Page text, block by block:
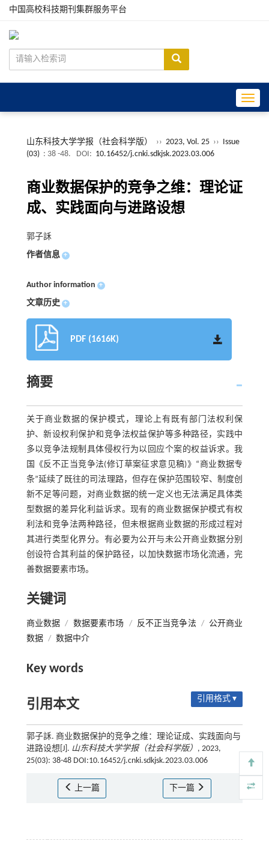
中国高校科技期刊集群服务平台
山东科技大学学报（社会科学版） ›› 2023, Vol. 25 ›› Issue
(03) : 38 -48. DOI: 10.16452/j.cnki.sdkjsk.2023.03.006
商业数据保护的竞争之维：理论证
成、实践面向与进路设想
郭子訸
作者信息 +
Author information +
文章历史 +
PDF (1616K)
摘要
关于商业数据的保护模式，理论上有既有部门法权利保
护、新设权利保护和竞争法权益保护等多种路径，实践中
多以竞争法规制具体侵权行为以回应个案的权益诉求。我
国《反不正当竞争法(修订草案征求意见稿)》“商业数据专
条”延续了既往的司法理路，但存在保护范围较窄、制度创
新不足等问题，对商业数据的统一定义也无法满足具体类
型数据的差异化利益诉求。现有的商业数据保护模式有权
利法和竞争法两种路径，但未根据商业数据的形成过程对
其进行类型化界分。有必要为公开与未公开商业数据分别
创设符合其利益的保护路径，以加快数据市场化流通，完
善数据要素市场。
关键词
商业数据 / 数据要素市场 / 反不正当竞争法 /
公开商业
数据 / 数据中介
Key words
引用本文 引用格式 ▾
郭子訸. 商业数据保护的竞争之维：理论证成、实践面向与
进路设想[J]. 山东科技大学学报（社会科学版） , 2023,
25(03): 38-48 DOI:10.16452/j.cnki.sdkjsk.2023.03.006
上一篇 下一篇